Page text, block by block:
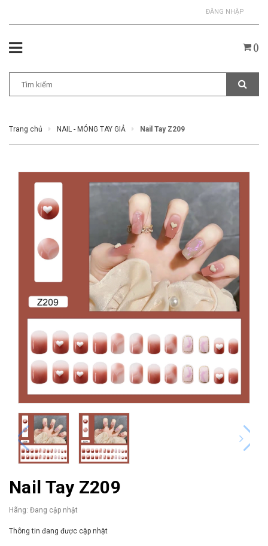
ĐĂNG NHẬP
()
Trang chủ NAIL - MÓNG TAY GIẢ Nail Tay Z209
Nail Tay Z209
Hãng: Đang cập nhật
Thông tin đang được cập nhật